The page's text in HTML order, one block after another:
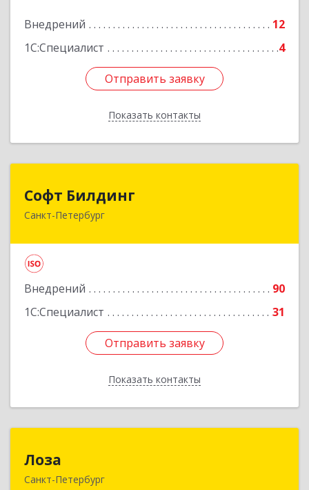
Внедрений
12
1С:Специалист
4
Отправить заявку
Показать контакты
Подробнее
Отправить заявку
Назад
Софт Билдинг
Санкт-Петербург
Внедрений
90
1С:Специалист
31
Отправить заявку
Показать контакты
194044, Санкт-Петербург г, Смолячкова ул, дом
Отправить заявку
Назад
Лоза
Санкт-Петербург
194044, Санкт-Петербург г, Выборгская наб,